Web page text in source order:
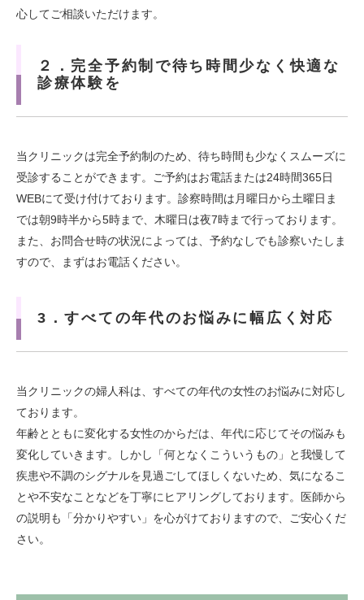
心してご相談いただけます。
２．完全予約制で待ち時間少なく快適な
診療体験を
当クリニックは完全予約制のため、待ち時間も少なくスムーズに
受診することができます。ご予約はお電話または24時間365日
WEBにて受け付けております。診察時間は月曜日から土曜日ま
では朝9時半から5時まで、木曜日は夜7時まで行っております。
また、お問合せ時の状況によっては、予約なしでも診察いたしま
すので、まずはお電話ください。
3．すべての年代のお悩みに幅広く対応
当クリニックの婦人科は、すべての年代の女性のお悩みに対応し
ております。
年齢とともに変化する女性のからだは、年代に応じてその悩みも
変化していきます。しかし「何となくこういうもの」と我慢して
疾患や不調のシグナルを見過ごしてほしくないため、気になるこ
とや不安なことなどを丁寧にヒアリングしております。医師から
の説明も「分かりやすい」を心がけておりますので、ご安心くだ
さい。